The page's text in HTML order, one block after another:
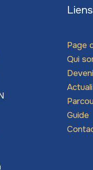
Page
Qui
Guide